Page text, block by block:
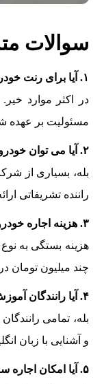
سوالات
۱. آیا برای رنت خودرو لوکس با راننده نیاز به وثیقه است؟
در اکثر موارد
مسئولیت بر عهده
۲. آیا می توان خودرو را برای مراسم عروسی رزرو کرد؟
بله، بسیاری از
راننده تشریفاتی
۳. هزینه اجاره خودرو لوکس با راننده چقدر است؟
هزینه بستگی به
چند میلیون
۴. آیا رانندگان آموزش دیده هستند؟
بله، تمامی
و آشنایی با زبان
۵. آیا امکان اجاره ساعتی وجود دارد؟